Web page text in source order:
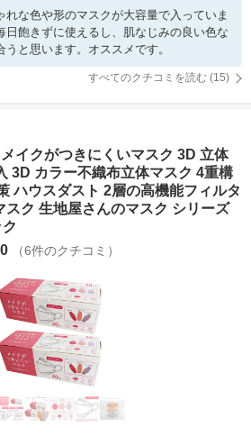
れな色や形のマスクが大容量で入っていま
日飽きずに使えるし、肌なじみの良い色な
と思います。オススメです。
すべてのクチコミを読む (15)
イクがつきにくいマスク 3D 立体
3D カラー不織布立体マスク 4重構
ハウスダスト 2層の高機能フィルタ
スク 生地屋さんのマスク シリーズ
（6件のクチコミ）